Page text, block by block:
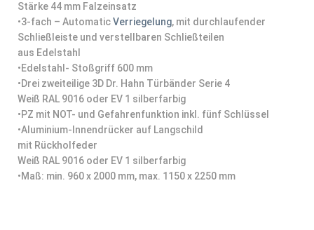
Stärke 44 mm Falzeinsatz
•3-fach – AutomaticVerriegelung, mit durchlaufender
Schließleiste und verstellbaren Schließteilen
aus Edelstahl
•Edelstahl- Stoßgriff 600 mm
•Drei zweiteilige 3D Dr. Hahn Türbänder Serie 4
Weiß RAL 9016 oder EV 1 silberfarbig
•PZ mit NOT- und Gefahrenfunktion inkl. fünf Schlüssel
•Aluminium-Innendrücker auf Langschild
mit Rückholfeder
Weiß RAL 9016 oder EV 1 silberfarbig
•Maß: min. 960 x 2000 mm, max. 1150 x 2250 mm